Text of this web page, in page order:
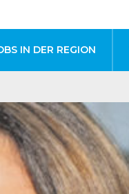
IN DER REGION